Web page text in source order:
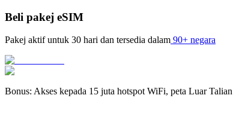
Beli pakej eSIM
Pakej aktif untuk 30 hari dan tersedia dalam 90+ negara
Bonus: Akses kepada 15 juta hotspot WiFi, peta Luar Talian